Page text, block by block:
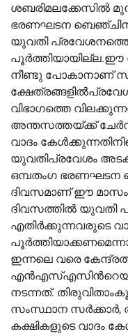
ശബരിമലക്കേസില്‍
ഭരണഘടന
യുവതി പ്രവേശനത്തെ
പൂർത്തിയായില്ല.ഈ
നീണ്ടു പോകാനാണ്
വിഭാഗത്തെ
അന്തസത്തയ്ക്ക്
വാദം
യുവതിപ്രവേശം
ഒമ്പതംഗ ഭരണഘടന
ദിവസമാണ് ഈ മാസം
ദിവസത്തില്‍ യുവതി
എതിർക്കുന്നവരുടെ
ഇന്നലെ വരെ
എന്‍എസ്‌എസിന്‍റെയും
നടന്നത്.
സംസ്ഥാന സർക്കാർ,
കക്ഷികളുടെ വാദം